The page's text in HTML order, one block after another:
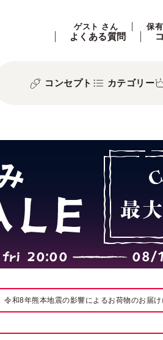
ゲスト さん 保
よくある質問
コンセプト カテゴリー
令和8年熊本地震の影響によるお荷物のお届け